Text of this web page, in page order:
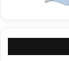
صادقانه وی را از
باشد، شایسته نیست
وی مطالبه کنید.